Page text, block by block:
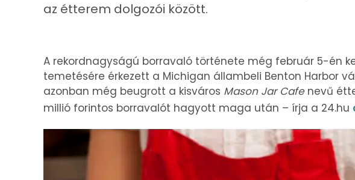
az étterem dolgozói között.
A rekordnagyságú borravaló története még február 5-én
temetésére érkezett a Michigan állambeli Benton Harbor
azonban még beugrott a kisváros Mason Jar Cafenevű
millió forintos borravalót hagyott maga után – írja a 24.hu